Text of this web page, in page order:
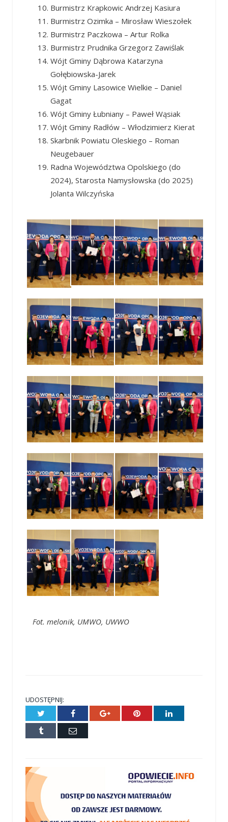
Burmistrz Krapkowic Andrzej Kasiura
Burmistrz Ozimka – Mirosław Wieszołek
Burmistrz Paczkowa – Artur Rolka
Burmistrz Prudnika Grzegorz Zawiślak
Wójt Gminy Dąbrowa Katarzyna
Gołębiowska-Jarek
Wójt Gminy Lasowice Wielkie – Daniel
Gagat
Wójt Gminy Łubniany – Paweł Wąsiak
Wójt Gminy Radłów – Włodzimierz Kierat
Skarbnik Powiatu Oleskiego – Roman
Neugebauer
Radna Województwa Opolskiego (do
2024), Starosta Namysłowska (do 2025)
Jolanta Wilczyńska
Fot. melonik, UMWO, UWWO
UDOSTĘPNIJ:
Twitter Facebook Google+ Pinterest LinkedIn
Tumblr
E-